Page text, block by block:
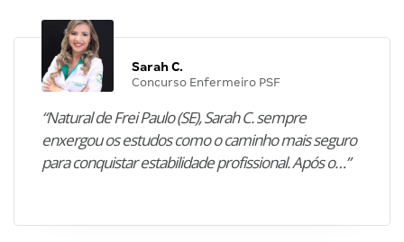
Sarah C.
Concurso Enfermeiro PSF
“Natural de Frei Paulo (SE), Sarah C. sempre
enxergou os estudos como o caminho mais seguro
para conquistar estabilidade profissional. Após o…”